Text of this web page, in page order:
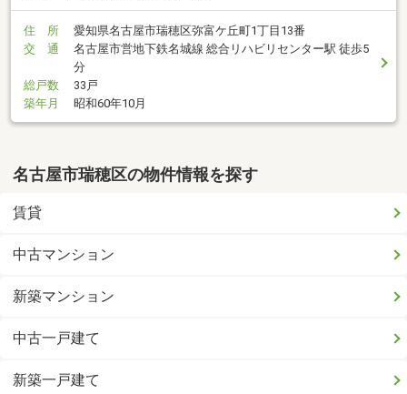
住 所
愛知県名古屋市瑞穂区弥富ケ丘町1丁目13番
交 通
名古屋市営地下鉄名城線 総合リハビリセンター駅 徒歩5
分
総戸数
33戸
築年月
昭和60年10月
名古屋市瑞穂区の物件情報を探す
賃貸
中古マンション
新築マンション
中古一戸建て
新築一戸建て